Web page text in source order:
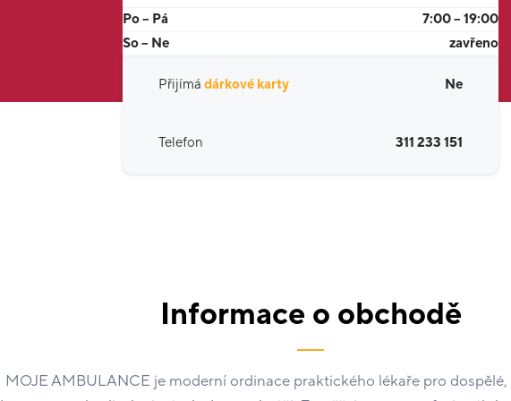
Po – Pá
7:00 – 19:00
So – Ne
zavřeno
Přijímá dárkové karty Ne
Telefon 311 233 151
Informace o obchodě
MOJE AMBULANCE je moderní ordinace praktického lékaře pro